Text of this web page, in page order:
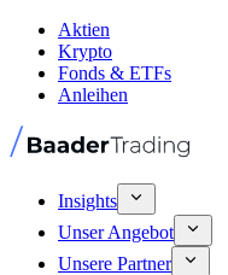
Aktien
Krypto
Fonds & ETFs
Anleihen
Insights
Unser Angebot
Unsere Partner